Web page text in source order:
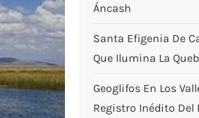
Áncash
Santa Efigenia De
Que Ilumina La
Geoglifos En Los
Registro Inédito